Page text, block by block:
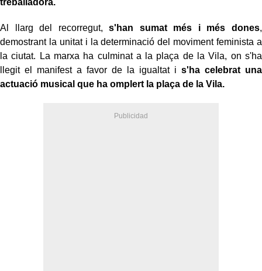
treballadora.
Al llarg del recorregut,s'han sumat més i més dones,
demostrant la unitat i la determinació del moviment feminista a
la ciutat. La marxa ha culminat a la plaça de la Vila, on s'ha
llegit el manifest a favor de la igualtat i s'ha celebrat una
actuació musical que ha omplert la plaça de la Vila.